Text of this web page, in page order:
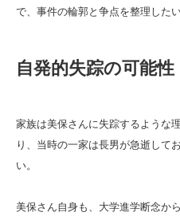
で、事件の輪郭と争点を整理したい
自発的失踪の可能性
家族は美保さんに失踪するような
り、当時の一家は長男が急逝して
い。
美保さん自身も、大学進学断念か